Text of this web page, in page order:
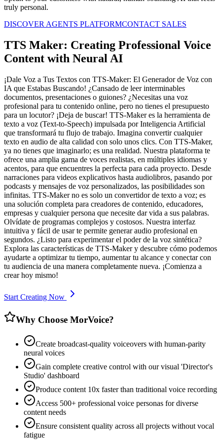
truly personal.
DISCOVER AGENTS PLATFORMCONTACT SALES
TTS Maker: Creating Professional Voice
Content with Neural AI
¡Dale Voz a Tus Textos con TTS-Maker: El Generador de Voz con
IA que Estabas Buscando! ¿Cansado de leer interminables
documentos, presentaciones o guiones? ¿Necesitas una voz
profesional para tu contenido online, pero no tienes el presupuesto
para un locutor? ¡Deja de buscar! TTS-Maker es la herramienta de
texto a voz (Text-to-Speech) impulsada por Inteligencia Artificial
que transformará tu flujo de trabajo. Imagina convertir cualquier
texto en audio de alta calidad con solo unos clics. Con TTS-Maker,
ya no tienes que imaginarlo; es una realidad. Nuestra plataforma te
ofrece una amplia gama de voces realistas, en múltiples idiomas y
acentos, para que encuentres la perfecta para cada proyecto. Desde
narraciones para videos explicativos hasta audiolibros, pasando por
podcasts y mensajes de voz personalizados, las posibilidades son
infinitas. TTS-Maker no es solo un convertidor de texto a voz; es
una solución completa para creadores de contenido, educadores,
empresas y cualquier persona que necesite dar vida a sus palabras.
Olvídate de programas complejos y costosos. Nuestra interfaz
intuitiva y fácil de usar te permite generar audio profesional en
segundos. ¿Listo para experimentar el poder de la voz sintética?
Explora las características de TTS-Maker y descubre cómo podemos
ayudarte a optimizar tu tiempo, aumentar tu alcance y conectar con
tu audiencia de una manera completamente nueva. ¡Comienza a
crear hoy mismo!
Start Creating Now
Why Choose MorVoice?
Create broadcast-quality voiceovers with human-parity
neural voices
Gain complete creative control with our visual 'Director's
Studio' dashboard
Produce content 10x faster than traditional voice recording
Access 500+ professional voice personas for diverse
content needs
Ensure consistent quality across all projects without vocal
fatigue